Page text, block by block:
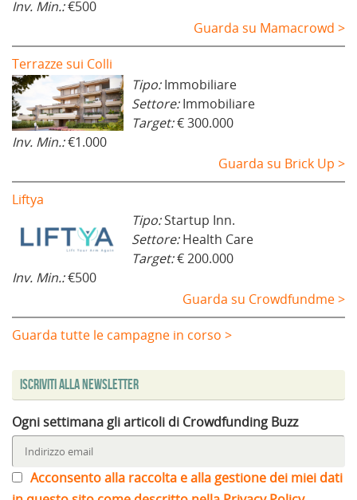
Inv. Min.:€500
Guarda su Mamacrowd >
Terrazze sui Colli
Tipo:Immobiliare
Settore:Immobiliare
Target:€ 300.000
Inv. Min.:€1.000
Guarda su Brick Up >
Liftya
Tipo:Startup Inn.
Settore:Health Care
Target:€ 200.000
Inv. Min.:€500
Guarda su Crowdfundme >
Guarda tutte le campagne in corso >
Iscriviti alla Newsletter
Ogni settimana gli articoli di Crowdfunding Buzz
Acconsento alla raccolta e alla gestione dei miei dati